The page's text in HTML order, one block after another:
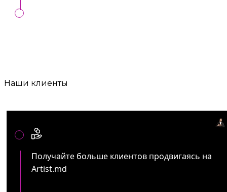
Наши клиенты
Получайте больше клиентов продвигаясь на
Artist.md